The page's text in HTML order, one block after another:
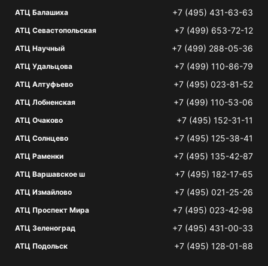
АТЦ Балашиха +7 (495) 431-63-63
АТЦ Севастопольская +7 (499) 653-72-12
АТЦ Научный +7 (499) 288-05-36
АТЦ Удальцова +7 (499) 110-86-79
АТЦ Алтуфьево +7 (495) 023-81-52
АТЦ Лобненская +7 (499) 110-53-06
АТЦ Очаково +7 (495) 152-31-11
АТЦ Солнцево +7 (495) 125-38-41
АТЦ Раменки +7 (495) 135-42-87
АТЦ Варшавское ш +7 (495) 182-17-65
АТЦ Измайлово +7 (495) 021-25-26
АТЦ Проспект Мира +7 (495) 023-42-98
АТЦ Зеленоград +7 (495) 431-00-33
АТЦ Подольск +7 (495) 128-01-88